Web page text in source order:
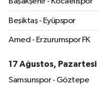
Beşiktaş - Eyüpspor
Amed - Erzurumspor FK
17 Ağustos, Pazartesi
Samsunspor - Göztepe